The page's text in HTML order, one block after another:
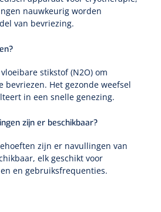
trappen
nauwkeurig worden
van bevriezing.
stikstof (N2O) om
bevriezen. Het gezonde weefsel
in een snelle genezing.
zijn er beschikbaar?
zijn er navullingen van
elk geschikt voor
en gebruiksfrequenties.